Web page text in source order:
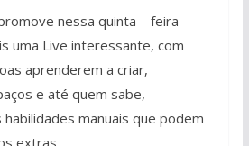
nessa quinta – feira
uma Live interessante, com
aprenderem a criar,
e até quem sabe,
manuais que podem
extras.